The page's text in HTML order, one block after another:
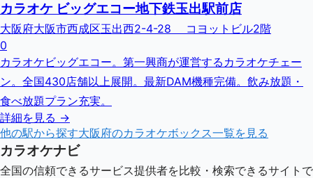
カラオケ ビッグエコー地下鉄玉出駅前店
大阪府大阪市西成区玉出西2-4-28 コヨットビル2階
0
カラオケビッグエコー。第一興商が運営するカラオケチェー
ン。全国430店舗以上展開。最新DAM機種完備。飲み放題・
食べ放題プラン充実。
詳細を見る →
他の駅から探す大阪府のカラオケボックス一覧を見る
カラオケナビ
全国の信頼できるサービス提供者を比較・検索できるサイトで